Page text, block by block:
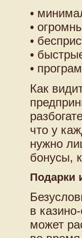
•
•
•
•
•
Как
что у
нужно
бонусы,
Подарки
в
может